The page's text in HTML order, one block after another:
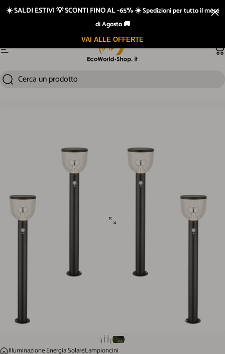
Vai direttamente ai contenutiProdotti testati
Navigazione del sito
CercaCerca un prodotto
HomeIlluminazione Energia SolareLampioncini
4 Pezzi - Lampioncino Solare per Giardino e Viali
☀️ SALDI ESTIVI 💡 SCONTI FINO AL -65% ☀️Spedizioni per tutto il mese
di Agosto 🚚
VAI ALLE OFFERTE